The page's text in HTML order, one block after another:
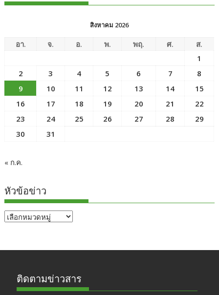
สิงหาคม 2026
อา. จ. อ. พ. พฤ. ศ.
ส.
1
2
3 4 5 6 7
8
9
10 11 12 13 14
15
16
17 18 19 20 21
22
23
24 25 26 27 28
29
30
31
« ก.ค.
หัวข้อข่าว
หัวข้อ
ติดตามข่าวสาร